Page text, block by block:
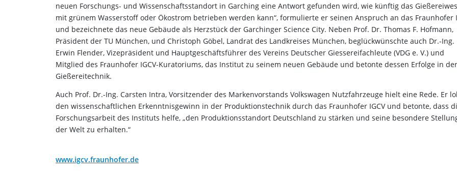
neuen Forschungs- und Wissenschaftsstandort in Garching eine Antwort gefunden wird, wie künftig das
mit grünem Wasserstoff oder Ökostrom betrieben werden kann“, formulierte er seinen Anspruch an das Fraunhofer
und bezeichnete das neue Gebäude als Herzstück der Garchinger Science City. Neben Prof. Dr. Thomas F. Hofmann,
Präsident der TU München, und Christoph Göbel, Landrat des Landkreises München, beglückwünschte auch Dr.-Ing.
Erwin Flender, Vizepräsident und Hauptgeschäftsführer des Vereins Deutscher Giessereifachleute (VDG e. V.) und
Mitglied des Fraunhofer IGCV-Kuratoriums, das Institut zu seinem neuen Gebäude und betonte dessen Erfolge in der
Gießereitechnik.
Auch Prof. Dr.-Ing. Carsten Intra, Vorsitzender des Markenvorstands Volkswagen Nutzfahrzeuge hielt eine Rede. Er
den wissenschaftlichen Erkenntnisgewinn in der Produktionstechnik durch das Fraunhofer IGCV und betonte, dass
Forschungsarbeit des Instituts helfe, „den Produktionsstandort Deutschland zu stärken und seine besondere
der Welt zu erhalten.“
www.igcv.fraunhofer.de